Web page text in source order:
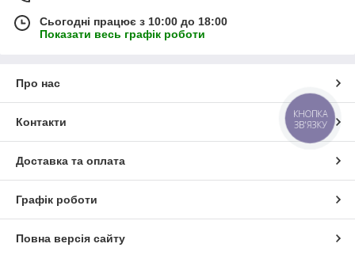
Сьогодні працює з 10:00 до 18:00
Показати весь графік роботи
Про нас
Контакти
Доставка та оплата
Графік роботи
Повна версія сайту
КНОПКА
ЗВ'ЯЗКУ